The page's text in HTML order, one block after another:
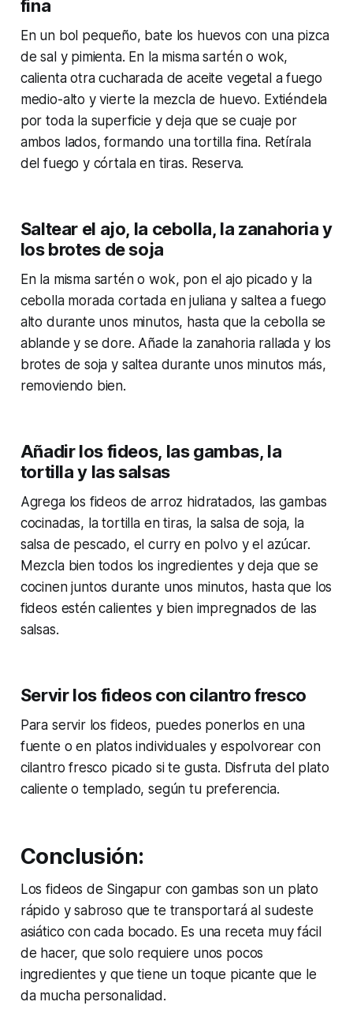
fina
En un bol pequeño, bate los huevos con una pizca
de sal y pimienta. En la misma sartén o wok,
calienta otra cucharada de aceite vegetal a fuego
medio-alto y vierte la mezcla de huevo. Extiéndela
por toda la superficie y deja que se cuaje por
ambos lados, formando una tortilla fina. Retírala
del fuego y córtala en tiras. Reserva.
Saltear el ajo, la cebolla, la zanahoria y
los brotes de soja
En la misma sartén o wok, pon el ajo picado y la
cebolla morada cortada en juliana y saltea a fuego
alto durante unos minutos, hasta que la cebolla se
ablande y se dore. Añade la zanahoria rallada y los
brotes de soja y saltea durante unos minutos más,
removiendo bien.
Añadir los fideos, las gambas, la
tortilla y las salsas
Agrega los fideos de arroz hidratados, las gambas
cocinadas, la tortilla en tiras, la salsa de soja, la
salsa de pescado, el curry en polvo y el azúcar.
Mezcla bien todos los ingredientes y deja que se
cocinen juntos durante unos minutos, hasta que los
fideos estén calientes y bien impregnados de las
salsas.
Servir los fideos con cilantro fresco
Para servir los fideos, puedes ponerlos en una
fuente o en platos individuales y espolvorear con
cilantro fresco picado si te gusta. Disfruta del plato
caliente o templado, según tu preferencia.
Conclusión:
Los fideos de Singapur con gambas son un plato
rápido y sabroso que te transportará al sudeste
asiático con cada bocado. Es una receta muy fácil
de hacer, que solo requiere unos pocos
ingredientes y que tiene un toque picante que le
da mucha personalidad.